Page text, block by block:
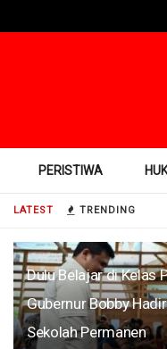
LATEST TRENDING
Dulu Belajar di Kelas
Gubernur Bobby
Sekolah Permanen
PERISTIWA